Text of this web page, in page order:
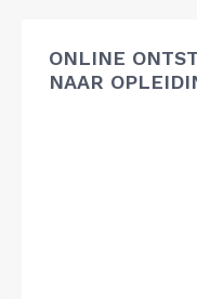
ONLINE
NAAR